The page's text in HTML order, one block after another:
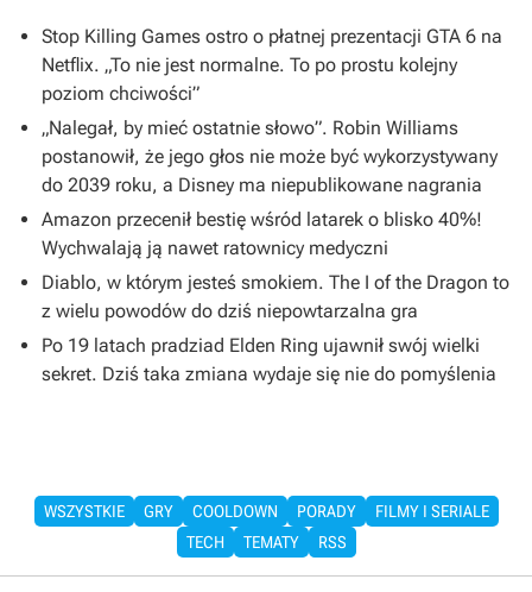
Stop Killing Games ostro o płatnej prezentacji GTA 6 na
Netflix. „To nie jest normalne. To po prostu kolejny
poziom chciwości”
„Nalegał, by mieć ostatnie słowo”. Robin Williams
postanowił, że jego głos nie może być wykorzystywany
do 2039 roku, a Disney ma niepublikowane nagrania
Amazon przecenił bestię wśród latarek o blisko 40%!
Wychwalają ją nawet ratownicy medyczni
Diablo, w którym jesteś smokiem. The I of the Dragon to
z wielu powodów do dziś niepowtarzalna gra
Po 19 latach pradziad Elden Ring ujawnił swój wielki
sekret. Dziś taka zmiana wydaje się nie do pomyślenia
WSZYSTKIE GRY COOLDOWN PORADY
FILMY I SERIALE
TECH
TEMATY RSS